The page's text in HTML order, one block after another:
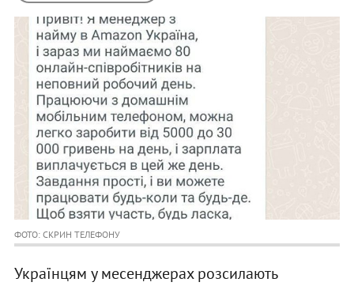
ФОТО: СКРИН ТЕЛЕФОНУ
Українцям у месенджерах розсилають